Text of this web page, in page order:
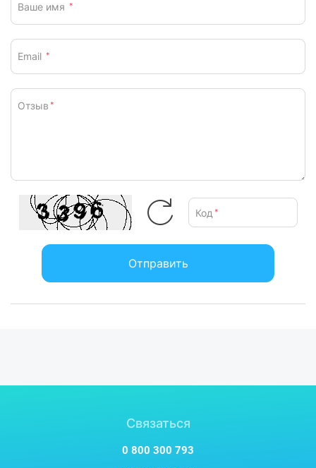
кофеварка, 2 стеклянные чашки,
производителем без уведомления.
Ваше имя *
Email *
Отзыв *
Код *
Отправить
Связаться
0 800 300 793